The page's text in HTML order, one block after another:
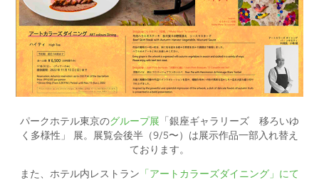
パークホテル東京のグループ展 「銀座ギャラリーズ 移ろいゆ
く多様性」 展。展覧会後半（9/5〜）は展示作品一部入れ替え
ております。
また、ホテル内レストラン 「アートカラーズダイニング」にて